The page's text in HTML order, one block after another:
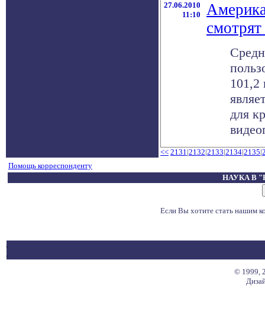
27.06.2010
11:10
101,2
для
<< 2131|2132|2133|2134|2135|
Помощь корреспонденту
НАУКА В
Если Вы хотите стать нашим
© 1999,